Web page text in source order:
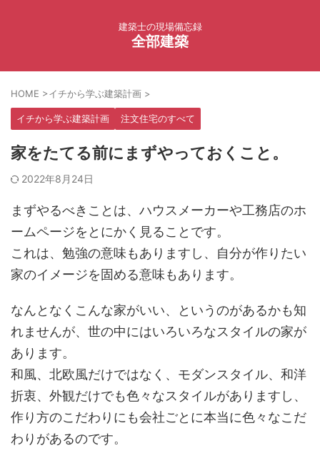
建築士の現場備忘録
全部建築
HOME >イチから学ぶ建築計画 >
イチから学ぶ建築計画 注文住宅のすべて
家をたてる前にまずやっておくこと。
2022年8月24日
まずやるべきことは、ハウスメーカーや工務店のホ
ームページをとにかく見ることです。
これは、勉強の意味もありますし、自分が作りたい
家のイメージを固める意味もあります。
なんとなくこんな家がいい、というのがあるかも知
れませんが、世の中にはいろいろなスタイルの家が
あります。
和風、北欧風だけではなく、モダンスタイル、和洋
折衷、外観だけでも色々なスタイルがありますし、
作り方のこだわりにも会社ごとに本当に色々なこだ
わりがあるのです。